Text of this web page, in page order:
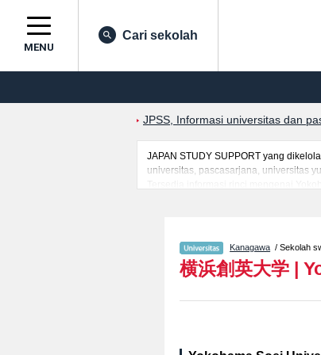
MENU
Cari sekolah
JPSS, Informasi universitas dan
JAPAN STUDY SUPPORT yang
universitas, pascasarjana, universitas
Tersedia informasi rinci mengenai
Kanagawa / Sekolah
横浜創英大学 |